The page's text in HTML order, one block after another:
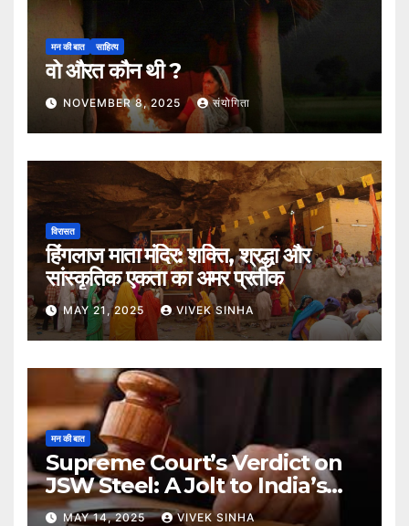
मन की बात साहित्य
वो औरत कौन थी ?
NOVEMBER 8, 2025 संयोगिता
विरासत
हिंगलाज माता मंदिर: शक्ति, श्रद्धा और
सांस्कृतिक एकता का अमर प्रतीक
MAY 21, 2025 VIVEK SINHA
मन की बात
Supreme Court’s Verdict on
JSW Steel: A Jolt to India’s
Insolvency Framework
MAY 14, 2025 VIVEK SINHA